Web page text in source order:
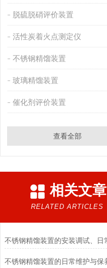
脱硫脱硝评价装置
活性炭着火点测定仪
不锈钢精馏装置
玻璃精馏装置
催化剂评价装置
查看全部
相关文章
RELATED ARTICLES